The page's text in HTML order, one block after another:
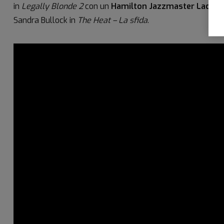
in Legally Blonde 2con un Hamilton Jazzmaster Lady
Sandra Bullock in The Heat – La sfida.